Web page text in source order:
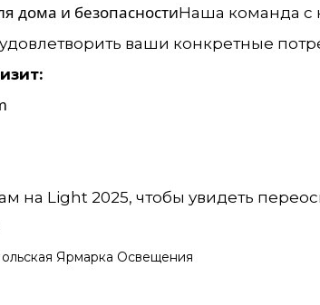
дома и безопасностиНаша команда с
ваши конкретные
на Light 2025, чтобы увидеть